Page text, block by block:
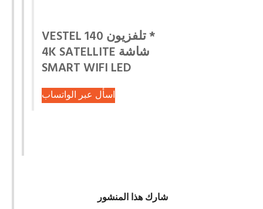
* تلفزيون VESTEL 140
شاشة 4K SATELLITE
SMART WIFI LED
اسأل عبر الواتساب
شارك هذا المنشور